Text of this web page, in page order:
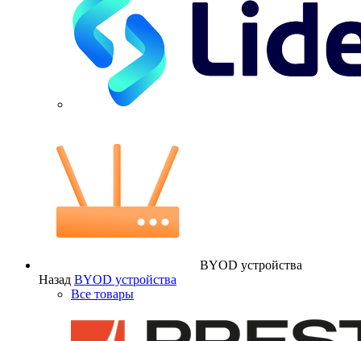
BYOD устройства
Назад BYOD устройства
Все товары